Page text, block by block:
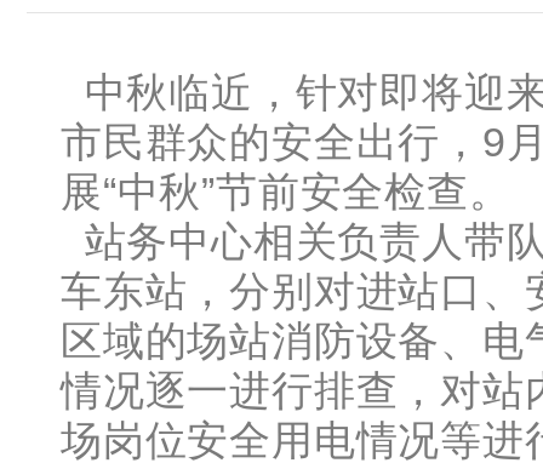
中秋临近，针对即将迎
市民群众的安全出行，9
展“中秋”节前安全检查。
站务中心相关负责人带
车东站，分别对进站口
区域的场站消防设备、
情况逐一进行排查，对
场岗位安全用电情况等